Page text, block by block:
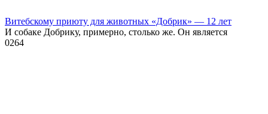
Витебскому приюту для животных «Добрик» — 12 лет
И собаке Добрику, примерно, столько же. Он является
0264